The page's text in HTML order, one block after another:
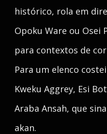
histórico, rola em
Opoku Ware ou Osei
para contextos de
Para um elenco
Kweku Aggrey, Esi
Araba Ansah, que
akan.